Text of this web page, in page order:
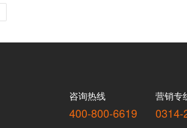
咨询热线
400-800-6619
营销专
0314-